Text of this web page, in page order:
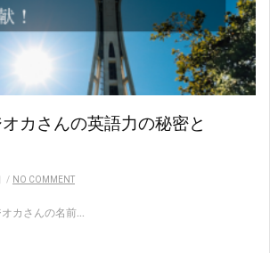
カさんの英語力の秘密と
/ NO COMMENT
カさんの名前...